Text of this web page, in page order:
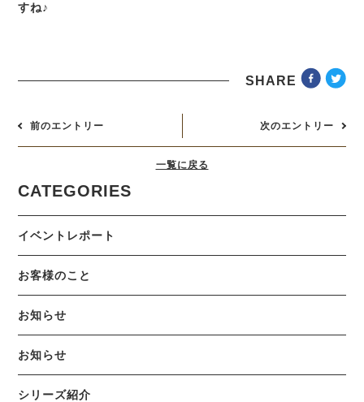
すね♪
SHARE
前のエントリー 次のエントリー
一覧に戻る
CATEGORIES
イベントレポート
お客様のこと
お知らせ
お知らせ
シリーズ紹介